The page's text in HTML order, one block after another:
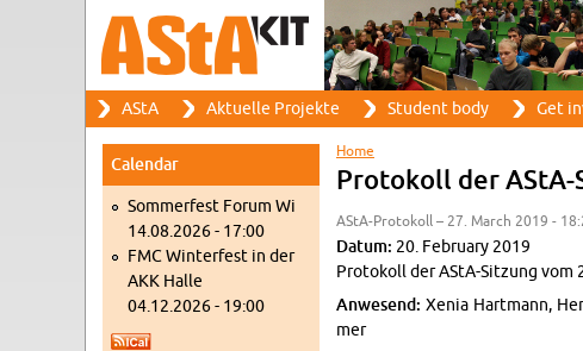
Search form
Search
Main menu
AStA Ak­tuelle Pro­jekte Stu­dent body Get
Cal­en­dar
Som­mer­fest Forum Wi
14.08.2026 - 17:00
FMC Win­ter­fest in der
AKK Halle
04.12.2026 - 19:00
You are here
Home
Pro­tokoll der AStA-
AStA-Pro­tokoll – 27. March 2019 -
Datum: 20. Feb­ru­ary 2019
Pro­tokoll der AStA-Sitzung vom
An­we­send: Xenia Hart­mann,
mer